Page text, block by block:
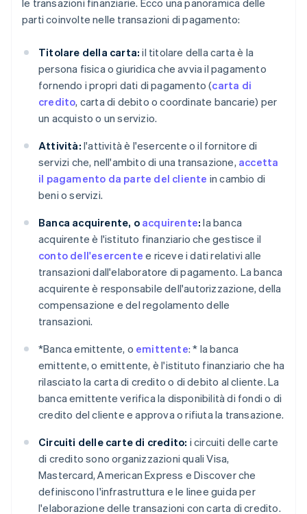
le transazioni finanziarie. Ecco una panoramica delle
parti coinvolte nelle transazioni di pagamento:
Titolare della carta: il titolare della carta è la
persona fisica o giuridica che avvia il pagamento
fornendo i propri dati di pagamento (carta di
credito, carta di debito o coordinate bancarie) per
un acquisto o un servizio.
Attività: l'attività è l'esercente o il fornitore di
servizi che, nell'ambito di una transazione, accetta
il pagamento da parte del cliente in cambio di
beni o servizi.
Banca acquirente, o acquirente: la banca
acquirente è l'istituto finanziario che gestisce il
conto dell'esercente e riceve i dati relativi alle
transazioni dall'elaboratore di pagamento. La banca
acquirente è responsabile dell'autorizzazione, della
compensazione e del regolamento delle
transazioni.
*Banca emittente, o emittente: * la banca
emittente, o emittente, è l'istituto finanziario che ha
rilasciato la carta di credito o di debito al cliente. La
banca emittente verifica la disponibilità di fondi o di
credito del cliente e approva o rifiuta la transazione.
Circuiti delle carte di credito: i circuiti delle carte
di credito sono organizzazioni quali Visa,
Mastercard, American Express e Discover che
definiscono l'infrastruttura e le linee guida per
l'elaborazione delle transazioni con carta di credito.